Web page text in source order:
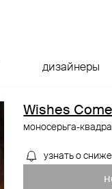
дизайнеры
Wishes
моносерьга-
узнать о